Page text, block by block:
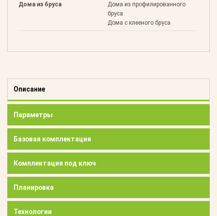
Дома из бруса
Дома из профилированного
бруса
Дома с клееного бруса
Описание
Параметры
Базовая комплектация
Комплектация под ключ
Планировка
Технологии